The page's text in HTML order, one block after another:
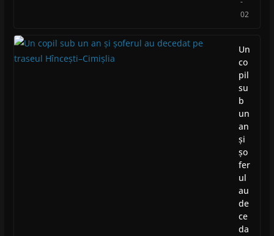
02
Un
co
pil
su
b
un
an
și
șo
fer
ul
au
de
ce
da